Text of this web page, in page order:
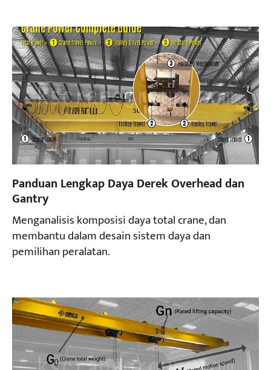
Panduan Lengkap Daya Derek Overhead dan
Gantry
Menganalisis komposisi daya total crane, dan
membantu dalam desain sistem daya dan
pemilihan peralatan.